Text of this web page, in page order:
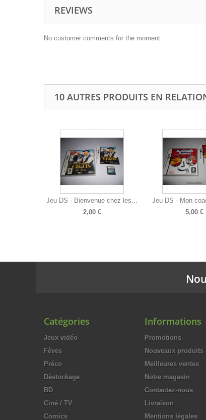
REVIEWS
No customer comments for the moment.
10 AUTRES PRODUITS EN
Jeu DS - Bienvenue chez les...
2,00 €
Jeu DS - Mon
5,00 €
Catégories
Jeux vidéo
Fèves
Préco
Déstockage
BD
Ciné / TV
Comics
Informations
Promotions
Nouveaux produits
Meilleures ventes
Notre magasin
Contactez-nous
Livraison
Mentions légales